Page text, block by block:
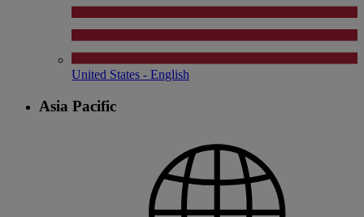
United States - English
Asia Pacific